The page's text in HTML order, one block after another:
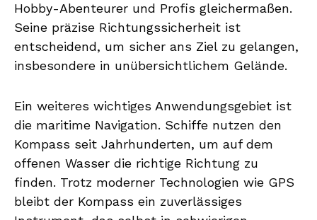
Hobby-Abenteurer und Profis gleichermaßen.
Seine präzise Richtungssicherheit ist
entscheidend, um sicher ans Ziel zu gelangen,
insbesondere in unübersichtlichem Gelände.
Ein weiteres wichtiges Anwendungsgebiet ist
die maritime Navigation. Schiffe nutzen den
Kompass seit Jahrhunderten, um auf dem
offenen Wasser die richtige Richtung zu
finden. Trotz moderner Technologien wie GPS
bleibt der Kompass ein zuverlässiges